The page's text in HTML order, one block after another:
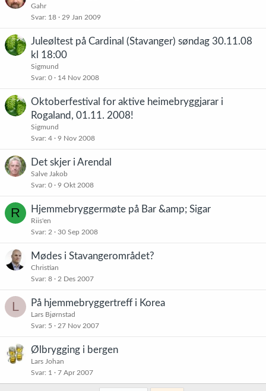
Gahr
Svar 18 29 Jan 2009
Juleøltest på Cardinal (Stavanger) søndag 30.11.08
kl 18:00
Sigmund
Svar 0 14 Nov 2008
Oktoberfestival for aktive heimebryggjarar i
Rogaland, 01.11. 2008!
Sigmund
Svar 4 9 Nov 2008
Det skjer i Arendal
Salve Jakob
Svar 0 9 Okt 2008
R Hjemmebryggermøte på Bar &amp; Sigar
Riis'en
Svar 2 30 Sep 2008
Mødes i Stavangerområdet?
Christian
Svar 8 2 Des 2007
L På hjemmebryggertreff i Korea
Lars Bjørnstad
Svar 5 27 Nov 2007
Ølbrygging i bergen
Lars Johan
Svar 1 7 Apr 2007